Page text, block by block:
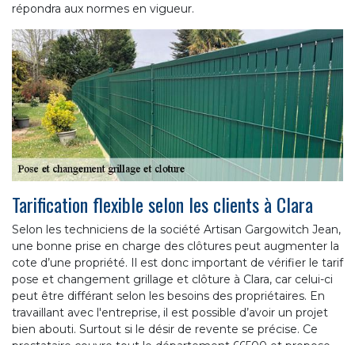
répondra aux normes en vigueur.
Tarification flexible selon les clients à Clara
Selon les techniciens de la société Artisan Gargowitch Jean,
une bonne prise en charge des clôtures peut augmenter la
cote d’une propriété. Il est donc important de vérifier le tarif
pose et changement grillage et clôture à Clara, car celui-ci
peut être différant selon les besoins des propriétaires. En
travaillant avec l'entreprise, il est possible d’avoir un projet
bien abouti. Surtout si le désir de revente se précise. Ce